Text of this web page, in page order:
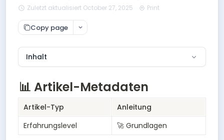
Zuletzt aktualisiert October 27, 2025 Print
Copy page
Inhalt
📊 Artikel-Metadaten
Artikel-Typ
Anleitung
Erfahrungslevel
🚀 Grundlagen